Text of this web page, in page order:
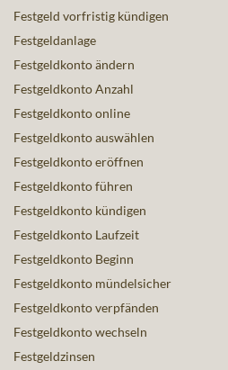
Festgeld vorfristig kündigen
Festgeldanlage
Festgeldkonto ändern
Festgeldkonto Anzahl
Festgeldkonto online
Festgeldkonto auswählen
Festgeldkonto eröffnen
Festgeldkonto führen
Festgeldkonto kündigen
Festgeldkonto Laufzeit
Festgeldkonto Beginn
Festgeldkonto mündelsicher
Festgeldkonto verpfänden
Festgeldkonto wechseln
Festgeldzinsen